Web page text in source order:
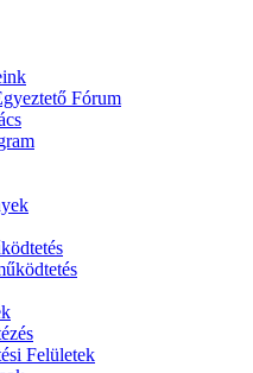
Fórum
Felületek